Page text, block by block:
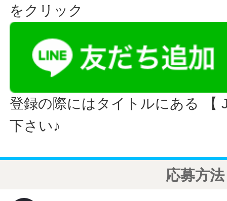
をクリック
登録の際にはタイトルにある 【
下さい♪
応募方法